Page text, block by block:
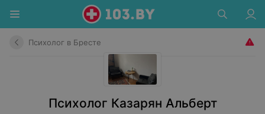
Психолог в Бресте
Психолог Казарян Альберт